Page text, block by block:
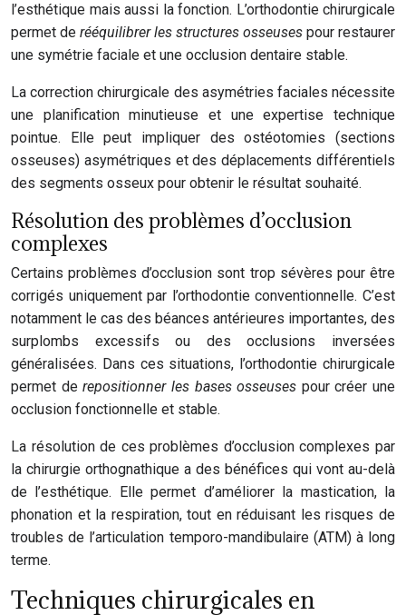
l’esthétique mais aussi la fonction. L’orthodontie chirurgicale
permet de rééquilibrer les structures osseuses pour restaurer
une symétrie faciale et une occlusion dentaire stable.
La correction chirurgicale des asymétries faciales nécessite
une planification minutieuse et une expertise technique
pointue. Elle peut impliquer des ostéotomies (sections
osseuses) asymétriques et des déplacements différentiels
des segments osseux pour obtenir le résultat souhaité.
Résolution des problèmes d’occlusion
complexes
Certains problèmes d’occlusion sont trop sévères pour être
corrigés uniquement par l’orthodontie conventionnelle. C’est
notamment le cas des béances antérieures importantes, des
surplombs excessifs ou des occlusions inversées
généralisées. Dans ces situations, l’orthodontie chirurgicale
permet derepositionner les bases osseuses pour créer une
occlusion fonctionnelle et stable.
La résolution de ces problèmes d’occlusion complexes par
la chirurgie orthognathique a des bénéfices qui vont au-delà
de l’esthétique. Elle permet d’améliorer la mastication, la
phonation et la respiration, tout en réduisant les risques de
troubles de l’articulation temporo-mandibulaire (ATM) à long
terme.
Techniques chirurgicales en